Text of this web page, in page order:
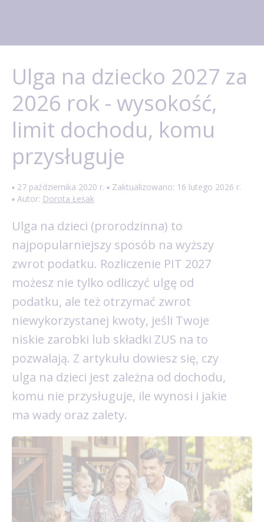
Ulga na dziecko 2027 za
2026 rok - wysokość,
limit dochodu, komu
przysługuje
▪ 27 października 2020 r. ▪ Zaktualizowano: 16 lutego 2026 r.
▪ Autor: Dorota Łesak
Ulga na dzieci (prorodzinna) to
najpopularniejszy sposób na wyższy
zwrot podatku. Rozliczenie PIT 2027
możesz nie tylko odliczyć ulgę od
podatku, ale też otrzymać zwrot
niewykorzystanej kwoty, jeśli Twoje
niskie zarobki lub składki ZUS na to
pozwalają. Z artykułu dowiesz się, czy
ulga na dzieci jest zależna od dochodu,
komu nie przysługuje, ile wynosi i jakie
ma wady oraz zalety.